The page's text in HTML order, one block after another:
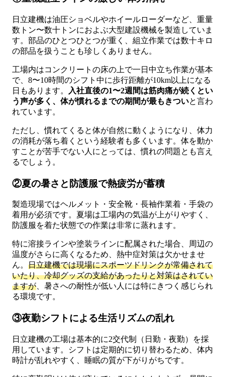
日立建機は油圧ショベルやホイールローダーなど、重量
数トン〜数十トンにおよぶ大型建設機械を製造していま
す。部品のひとつひとつが重く、組立作業では数十キロ
の部品を扱うことも珍しくありません。
工場内はコンクリートの床の上で一日中立ち作業が基本
で、8〜10時間のシフト中に歩行距離が10km以上になる
日もあります。
入社直後の1〜2週間は筋肉痛が続くとい
う声が多く、体が慣れるまでの期間が最もきついと言わ
れています。
ただし、慣れてくると体が自然に動くようになり、体力
の消耗が落ち着くという経験者も多くいます。体を動か
すことが苦手でない人にとっては、慣れの問題とも言え
るでしょう。
②夏の暑さと防護服で熱疲労が蓄積
製造現場ではヘルメット・安全靴・長袖作業着・手袋の
着用が必須です。夏場は工場内の気温が上がりやすく、
防護服を着た状態での作業は非常に蒸れます。
特に溶接ラインや塗装ラインに配属された場合、周辺の
温度がさらに高くなるため、熱中症対策は欠かせませ
ん。 日立建機では現場にスポーツドリンクが常備されて
いたり、冷却グッズの支給があったりと対策はされてい
ますが 、暑さへの耐性が低い人には特にきつく感じられ
る環境です。
③夜勤シフトによる生活リズムの乱れ
日立建機の工場は基本的に2交代制（日勤・夜勤）を採
用しています。シフトは定期的に切り替わるため、体内
時計が乱れやすく、睡眠の質が下がりがちです。